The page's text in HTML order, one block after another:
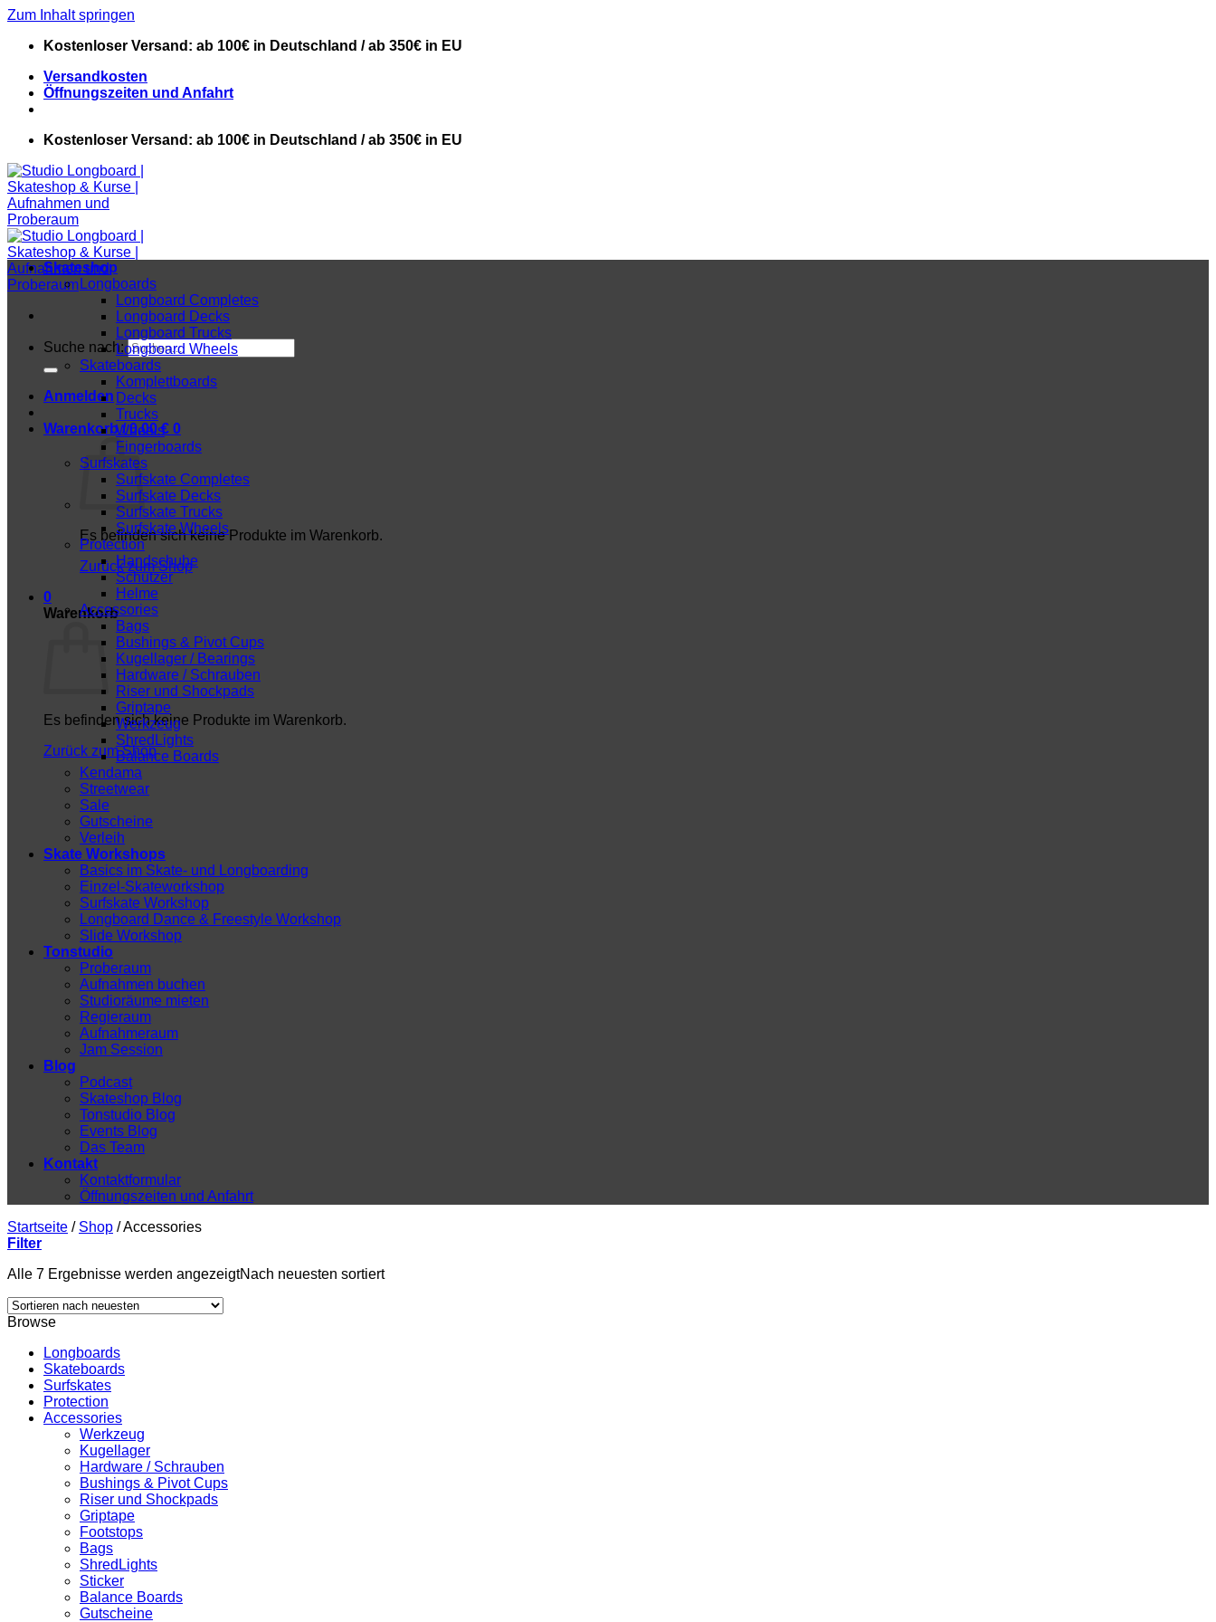
Zum Inhalt springen
Kostenloser Versand: ab 100€ in Deutschland / ab 350€ in EU
Versandkosten
Öffnungszeiten und Anfahrt
Kostenloser Versand: ab 100€ in Deutschland / ab 350€ in EU
Suche nach:
Anmelden
Warenkorb /0,00€ 0
Es befinden sich keine Produkte im Warenkorb.
Zurück zum Shop
0
Warenkorb
Es befinden sich keine Produkte im Warenkorb.
Zurück zum Shop
Skateshop
Longboards
Longboard Completes
Longboard Decks
Longboard Trucks
Longboard Wheels
Skateboards
Komplettboards
Decks
Trucks
Wheels
Fingerboards
Surfskates
Surfskate Completes
Surfskate Decks
Surfskate Trucks
Surfskate Wheels
Protection
Handschuhe
Schützer
Helme
Accessories
Bags
Bushings & Pivot Cups
Kugellager / Bearings
Hardware / Schrauben
Riser und Shockpads
Griptape
Werkzeug
ShredLights
Balance Boards
Kendama
Streetwear
Sale
Gutscheine
Verleih
Skate Workshops
Basics im Skate- und Longboarding
Einzel-Skateworkshop
Surfskate Workshop
Longboard Dance & Freestyle Workshop
Slide Workshop
Tonstudio
Proberaum
Aufnahmen buchen
Studioräume mieten
Regieraum
Aufnahmeraum
Jam Session
Blog
Podcast
Skateshop Blog
Tonstudio Blog
Events Blog
Das Team
Kontakt
Kontaktformular
Öffnungszeiten und Anfahrt
Startseite / Shop /Accessories
Filter
Alle 7 Ergebnisse werden angezeigtNach neuesten sortiert
Browse
Longboards
Skateboards
Surfskates
Protection
Accessories
Werkzeug
Kugellager
Hardware / Schrauben
Bushings & Pivot Cups
Riser und Shockpads
Griptape
Footstops
Bags
ShredLights
Sticker
Balance Boards
Gutscheine